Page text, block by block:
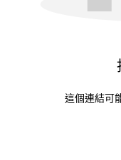
這個連結可